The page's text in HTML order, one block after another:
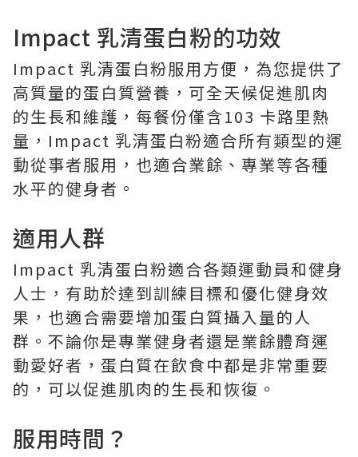
Impact 乳清蛋白粉的功效
Impact 乳清蛋白粉服用方便，為您提供了
高質量的蛋白質營養，可全天候促進肌肉
的生長和維護，每餐份僅含103 卡路里熱
量，Impact 乳清蛋白粉適合所有類型的運
動從事者服用，也適合業餘、專業等各種
水平的健身者。
適用人群
Impact 乳清蛋白粉適合各類運動員和健身
人士，有助於達到訓練目標和優化健身效
果，也適合需要增加蛋白質攝入量的人
群。不論你是專業健身者還是業餘體育運
動愛好者，蛋白質在飲食中都是非常重要
的，可以促進肌肉的生長和恢復。
服用時間？